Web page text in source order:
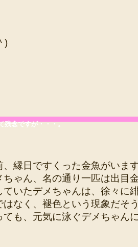
)
残念ですが・・・。
、縁日ですくった金魚がいま
ちゃん、名の通り一匹は出目
ていたデメちゃんは、徐々に
はなく、褪色という現象だそ
ても、元気に泳ぐデメちゃん